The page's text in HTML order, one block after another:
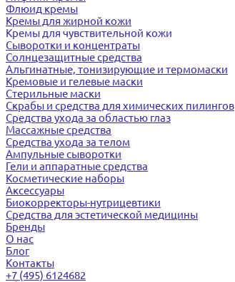
Флюид кремы
Кремы для жирной кожи
Кремы для чувствительной кожи
Сыворотки и концентраты
Солнцезащитные средства
Альгинатные, тонизирующие и термомаски
Кремовые и гелевые маски
Стерильные маски
Скрабы и средства для химических пилингов
Средства ухода за областью глаз
Массажные средства
Средства ухода за телом
Ампульные сыворотки
Гели и аппаратные средства
Косметические наборы
Аксессуары
Биокорректоры-нутрицевтики
Средства для эстетической медицины
Бренды
О нас
Блог
Контакты
+7 (495) 6124682